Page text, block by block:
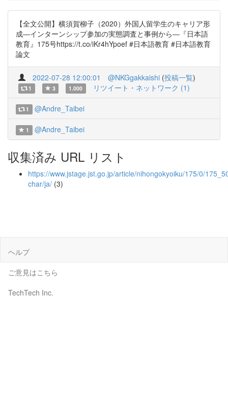
【全文公開】横須賀柳子（2020）外国人留学生のキャリア形
成―インターンシップ参加の実態調査と事例から―『日本語
教育』175号https://t.co/iKr4hYpoef #日本語教育 #日本語教育
論文
2022-07-28 12:00:01 @NKGgakkaishi (投稿一覧)
1 3 1.000 リツイート・ネットワーク (1)
1 @Andre_Taibei
1 @Andre_Taibei
収集済み URL リスト
https://www.jstage.jst.go.jp/article/nihongokyoiku/175/0/
char/ja/ (3)
ヘルプ
ご意見はこちら
TechTech Inc.